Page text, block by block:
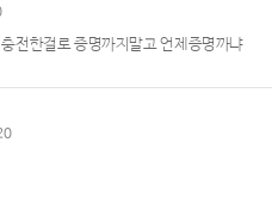
전한걸로 증명까지말고 언제증명까냐